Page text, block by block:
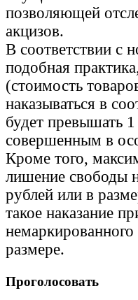
позволяющей
акцизов.
В соответствии с
подобная
(стоимость
наказываться в
будет превышать
совершенным в
Кроме того,
лишение свободы
рублей или в
такое наказание
размере.
Проголосовать